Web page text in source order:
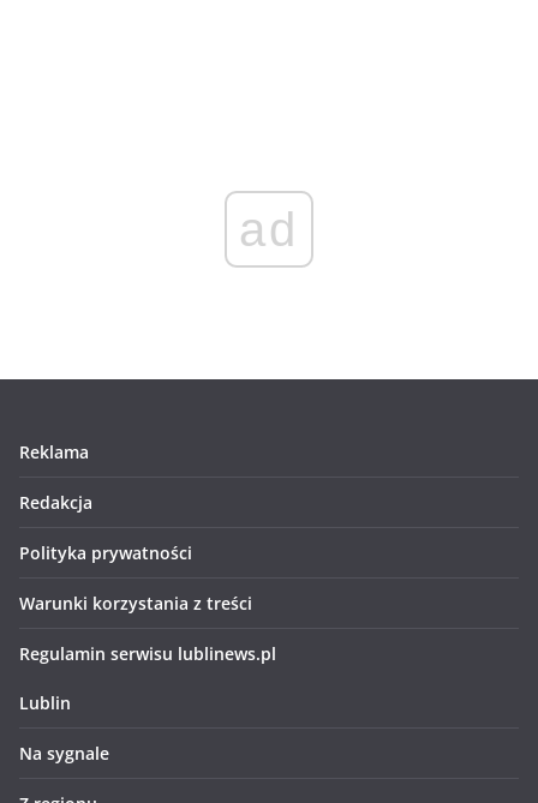
ad
Reklama
Redakcja
Polityka prywatności
Warunki korzystania z treści
Regulamin serwisu lublinews.pl
Lublin
Na sygnale